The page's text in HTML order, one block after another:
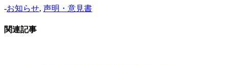
-お知らせ, 声明・意見書
関連記事